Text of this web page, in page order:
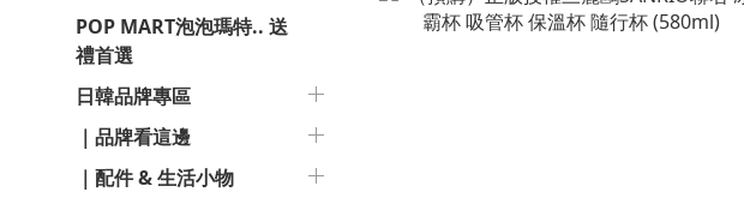
POP MART泡泡瑪特.. 送
禮首選
日韓品牌專區
｜品牌看這邊
｜配件 & 生活小物